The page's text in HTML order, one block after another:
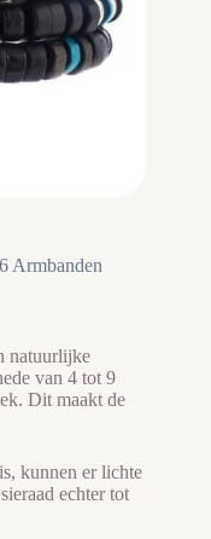
Armbanden
natuurlijke
van 4 tot 9
Dit maakt de
kunnen er lichte
echter tot